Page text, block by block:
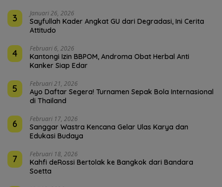
3 Januari 26, 2026
Sayfullah Kader Angkat GU dari Degradasi, Ini Cerita
Attitudo
4 Februari 6, 2026
Kantongi Izin BBPOM, Androma Obat Herbal Anti
Kanker Siap Edar
5 Februari 21, 2026
Ayo Daftar Segera! Turnamen Sepak Bola Internasional
di Thailand
6 Februari 17, 2026
Sanggar Wastra Kencana Gelar Ulas Karya dan
Edukasi Budaya
7 Februari 18, 2026
Kahfi deRossi Bertolak ke Bangkok dari Bandara
Soetta